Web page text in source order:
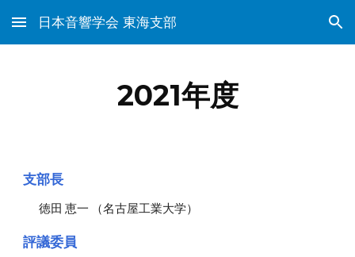
Skip to main content Skip to navigation
日本音響学会 東海支部
2021年度
支部長
徳田 恵一 （名古屋工業大学）
評議委員